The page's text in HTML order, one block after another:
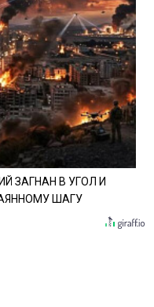
ЗАГНАН В УГОЛ И
ШАГУ